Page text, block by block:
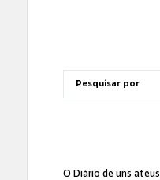
O Diário de uns ateus